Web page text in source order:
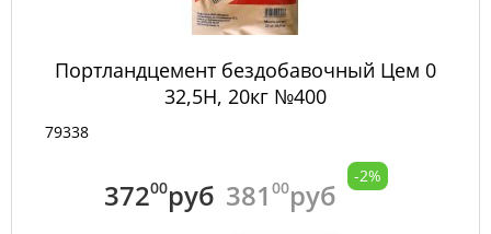
Портландцемент бездобавочный Цем 0
32,5Н, 20кг №400
79338
37200руб 381 00руб
-2%